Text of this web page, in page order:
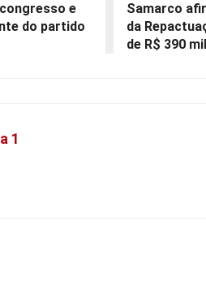
e
do partido
Samarco
da
de R$ 390
1